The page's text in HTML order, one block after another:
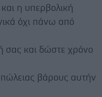
η υπερβολική
όχι πάνω από
σας και δώστε χρόνο
βάρους αυτήν